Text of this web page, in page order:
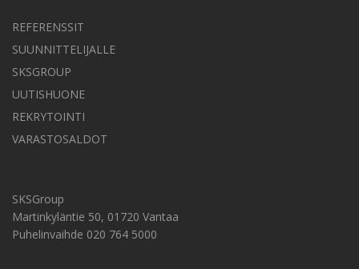
REFERENSSIT
SUUNNITTELIJALLE
SKSGROUP
UUTISHUONE
REKRYTOINTI
VARASTOSALDOT
SKSGroup
Martinkyläntie 50, 01720 Vantaa
Puhelinvaihde 020 764 5000